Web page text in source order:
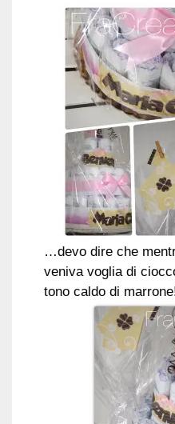
…devo dire che
veniva voglia di
tono caldo di